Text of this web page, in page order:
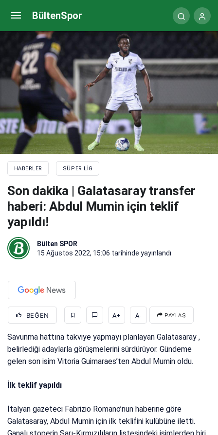
BültenSpor
HABERLER SÜPER LIG
Son dakika | Galatasaray transfer
haberi: Abdul Mumin için teklif
yapıldı!
Bülten SPOR
15 Ağustos 2022, 15:06 tarihinde yayınlandı
BEĞEN A+ A- PAYLAŞ
Savunma hattına takviye yapmayı planlayan Galatasaray ,
belirlediği adaylarla görüşmelerini sürdürüyor. Gündeme
gelen son isim Vitoria Guimaraes’ten Abdul Mumin oldu.
İlk teklif yapıldı
İtalyan gazeteci Fabrizio Romano’nun haberine göre
Galatasaray, Abdul Mumin için ilk teklifini kulübüne iletti.
Son dakika | Trabzonspor’da İsmail Köybaşı’nın
sözleşmesi feshedildi